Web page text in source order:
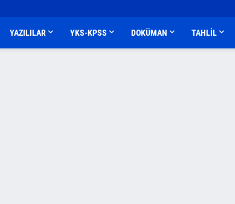
YAZILILAR YKS-KPSS DOKÜMAN TAHLİL